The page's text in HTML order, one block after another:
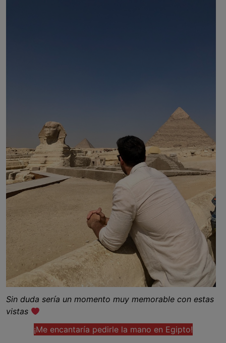
Sin duda sería un momento muy memorable con estas
vistas
¡Me encantaría pedirle la mano en Egipto!